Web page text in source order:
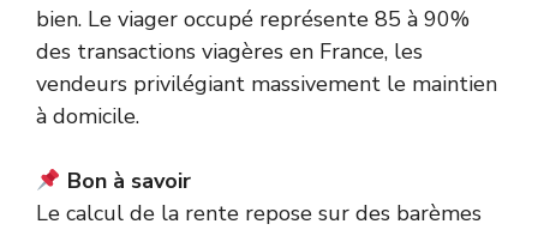
bien. Le viager occupé représente 85 à 90%
des transactions viagères en France, les
vendeurs privilégiant massivement le maintien
à domicile.
Bon à savoir
Le calcul de la rente repose sur des barèmes